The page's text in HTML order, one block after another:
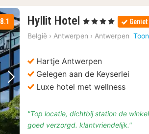
Volgende foto
8.1 Hyllit Hotel 4
nachten
vanaf
139,50
, 4 Sterren
België › Antwerpen › Antwerpen
Hartje Antwerpen
Gelegen aan de Keyserlei
Luxe hotel met wellness
"Top locatie, dichtbij station de
goed verzorgd. klantvriendelijk."